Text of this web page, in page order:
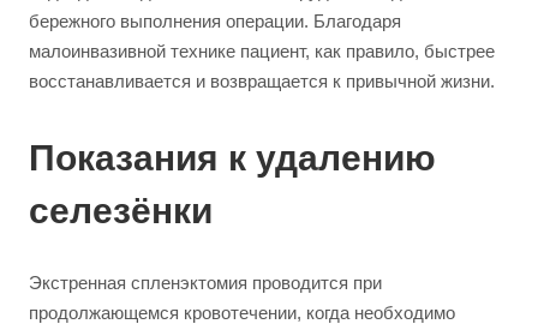
бережного выполнения операции. Благодаря
малоинвазивной технике пациент, как правило, быстрее
восстанавливается и возвращается к привычной жизни.
Показания к удалению
селезёнки
Экстренная спленэктомия проводится при
продолжающемся кровотечении, когда необходимо